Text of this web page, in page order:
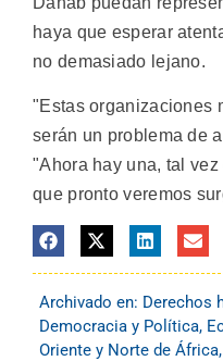
haya que esperar
no demasiado lejano.
"Estas organizaciones
serán un problema de
"Ahora hay una, tal
que pronto veremos
Archivado en: Derechos
Democracia y Política,
Oriente y Norte de África,